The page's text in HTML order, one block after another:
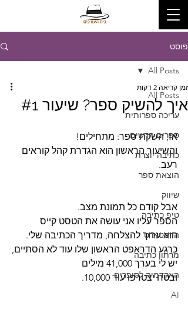
פוסט
All Posts
עריכה ספרותית
ספרים חדשים
כתיבה יוצרת
הוצאת ספר
שיווק
טיפ כתיבה
הדסטארט
מרתון כתיבה
האקדמיה לסופרים
AI
All Posts
איך להשיק ספר? שיעור #1
זמן קריאה 2 דקות
אז, השקת ספר: מתחילים!
והשיעור הראשון הוא הגדרת קהל קוראים
רעב.
אבל קודם כל תמונת מצב.
הספר עליו אני עושה את הטסט קייס
הוא ערוך להצלחה, מדריך הכתיבה שלי.
כרגע הדראפט הראשון שלו עוד לא הסתיים,
יש לי בערך 41,000 מילים
ובטח יצטרפו עוד 10,000.